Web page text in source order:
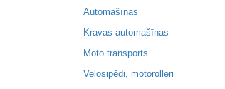
Automašīnas
Kravas automašīnas
Moto transports
Velosipēdi, motorolleri